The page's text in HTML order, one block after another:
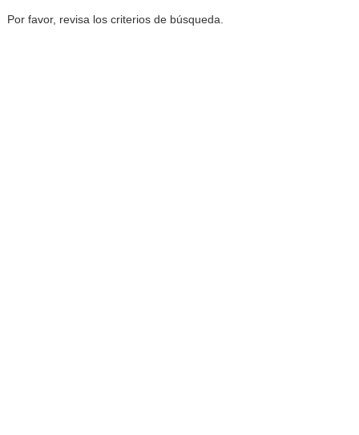
Por favor, revisa los criterios de búsqueda.